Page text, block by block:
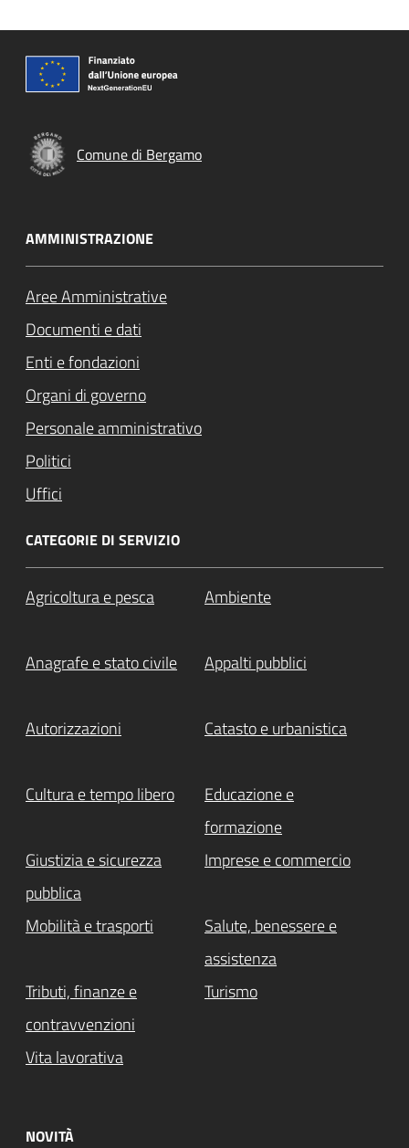
Comune di Bergamo
AMMINISTRAZIONE
Aree Amministrative
Documenti e dati
Enti e fondazioni
Organi di governo
Personale amministrativo
Politici
Uffici
CATEGORIE DI SERVIZIO
Agricoltura e pesca Ambiente
Anagrafe e stato civile Appalti pubblici
Autorizzazioni Catasto e urbanistica
Cultura e tempo libero
Educazione e
formazione
Giustizia e sicurezza
pubblica
Imprese e commercio
Mobilità e trasporti
Salute, benessere e
assistenza
Tributi, finanze e
contravvenzioni
Turismo
Vita lavorativa
NOVITÀ